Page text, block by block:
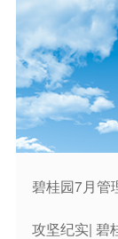
碧桂园7月管
攻坚纪实| 碧